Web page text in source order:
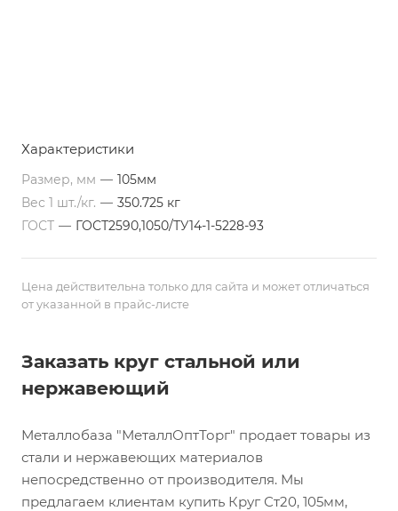
Характеристики
Размер, мм — 105мм
Вес 1 шт./кг. — 350.725 кг
ГОСТ — ГОСТ2590,1050/ТУ14-1-5228-93
Цена действительна только для сайта и может отличаться
от указанной в прайс-листе
Заказать круг стальной или
нержавеющий
Металлобаза "МеталлОптТорг" продает товары из
стали и нержавеющих материалов
непосредственно от производителя. Мы
предлагаем клиентам купить Круг Ст20, 105мм,